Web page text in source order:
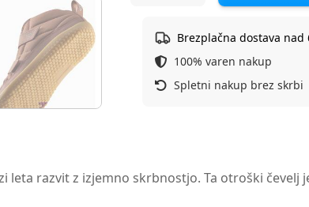
Brezplačna dostava nad
100% varen nakup
Spletni nakup brez skrbi
leta razvit z izjemno skrbnostjo. Ta otroški